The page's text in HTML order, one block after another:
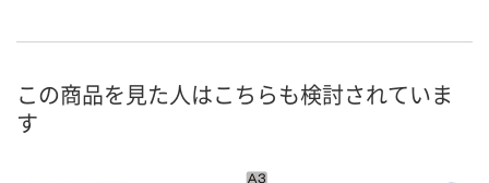
この商品を見た人はこちらも検討されていま
す